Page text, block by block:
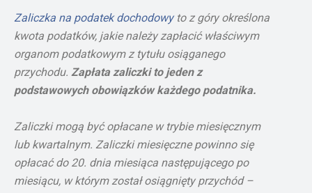
Zaliczka na podatek dochodowyto z góry określona
kwota podatków, jakie należy zapłacić właściwym
organom podatkowym z tytułu osiąganego
przychodu. Zapłata zaliczki to jeden z
podstawowych obowiązków każdego podatnika.
Zaliczki mogą być opłacane w trybie miesięcznym
lub kwartalnym. Zaliczki miesięczne powinno się
opłacać do 20. dnia miesiąca następującego po
miesiącu, w którym został osiągnięty przychód –